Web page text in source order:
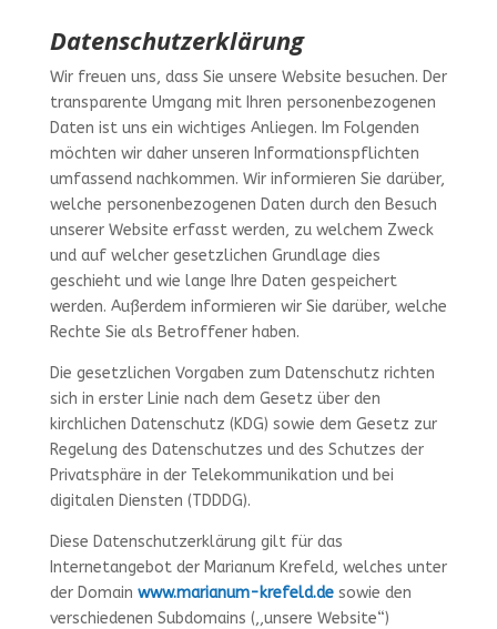
Datenschutzerklärung
Wir freuen uns, dass Sie unsere Website besuchen. Der
transparente Umgang mit Ihren personenbezogenen
Daten ist uns ein wichtiges Anliegen. Im Folgenden
möchten wir daher unseren Informationspflichten
umfassend nachkommen. Wir informieren Sie darüber,
welche personenbezogenen Daten durch den Besuch
unserer Website erfasst werden, zu welchem Zweck
und auf welcher gesetzlichen Grundlage dies
geschieht und wie lange Ihre Daten gespeichert
werden. Außerdem informieren wir Sie darüber, welche
Rechte Sie als Betroffener haben.
Die gesetzlichen Vorgaben zum Datenschutz richten
sich in erster Linie nach dem Gesetz über den
kirchlichen Datenschutz (KDG) sowie dem Gesetz zur
Regelung des Datenschutzes und des Schutzes der
Privatsphäre in der Telekommunikation und bei
digitalen Diensten (TDDDG).
Diese Datenschutzerklärung gilt für das
Internetangebot der Marianum Krefeld, welches unter
der Domain www.marianum-krefeld.desowie den
verschiedenen Subdomains (,,unsere Website“)